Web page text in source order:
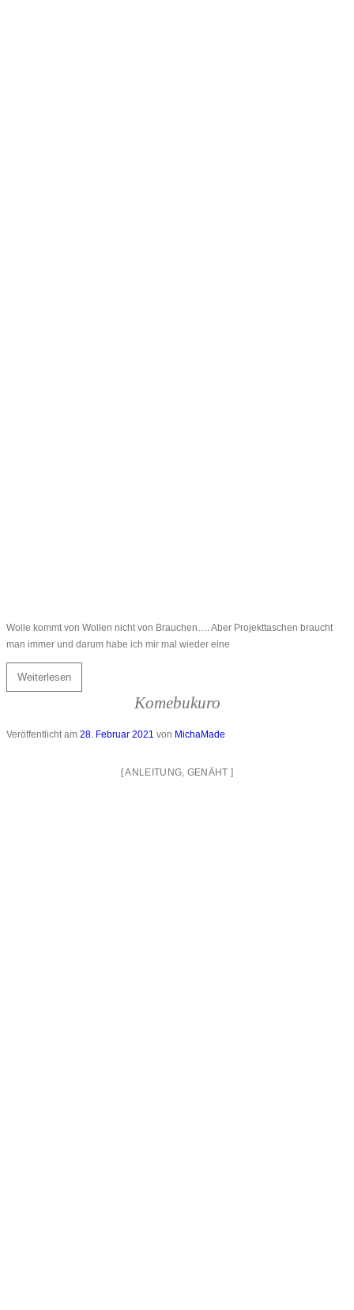
Wolle kommt von Wollen nicht von Brauchen…. Aber Projekttaschen braucht
man immer und darum habe ich mir mal wieder eine
Weiterlesen
Komebukuro
Veröffentlicht am 28. Februar 2021 von MichaMade
[ANLEITUNG, GENÄHT ]